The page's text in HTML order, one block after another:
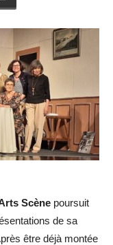
Scène poursuit
de sa
être déjà montée